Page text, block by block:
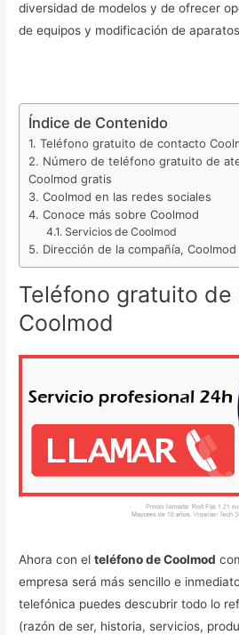
diversidad de modelos y de ofrecer
de equipos y modificación de
Índice de Contenido
Teléfono gratuito de contacto
Número de teléfono gratuito de
Coolmod gratis
Coolmod en las redes sociales
Conoce más sobre Coolmod
Servicios de Coolmod
Dirección de la compañía, Coolmod
Teléfono gratuito
Coolmod
Ahora con elteléfono de Coolmod
empresa será más sencillo e
telefónica puedes descubrir todo lo
(razón de ser, historia, servicios,